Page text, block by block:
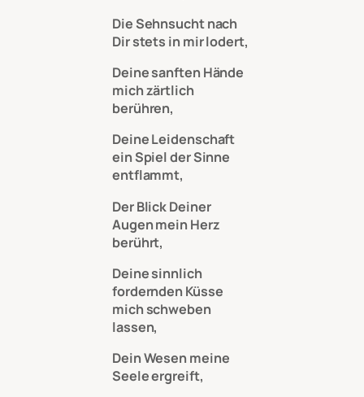
Die Sehnsucht nach
Dir stets in mir lodert,
Deine sanften Hände
mich zärtlich
berühren,
Deine Leidenschaft
ein Spiel der Sinne
entflammt,
Der Blick Deiner
Augen mein Herz
berührt,
Deine sinnlich
fordernden Küsse
mich schweben
lassen,
Dein Wesen meine
Seele ergreift,